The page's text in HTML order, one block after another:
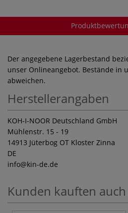
Der angegebene Lagerbestand
unser Onlineangebot. Bestände in
abweichen.
Herstellerangaben
KOH-I-NOOR Deutschland GmbH
Mühlenstr. 15 - 19
14913 Jüterbog OT Kloster Zinna
DE
info@kin-de.de
Kunden kauften